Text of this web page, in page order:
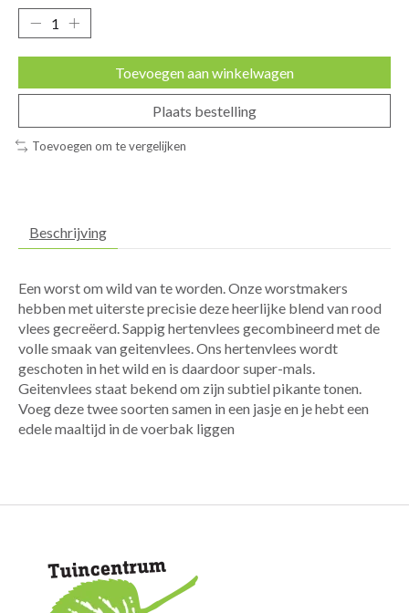
Toevoegen aan winkelwagen
Plaats bestelling
Toevoegen om te vergelijken
Beschrijving
Een worst om wild van te worden. Onze worstmakers
hebben met uiterste precisie deze heerlijke blend van rood
vlees gecreëerd. Sappig hertenvlees gecombineerd met de
volle smaak van geitenvlees. Ons hertenvlees wordt
geschoten in het wild en is daardoor super-mals.
Geitenvlees staat bekend om zijn subtiel pikante tonen.
Voeg deze twee soorten samen in een jasje en je hebt een
edele maaltijd in de voerbak liggen